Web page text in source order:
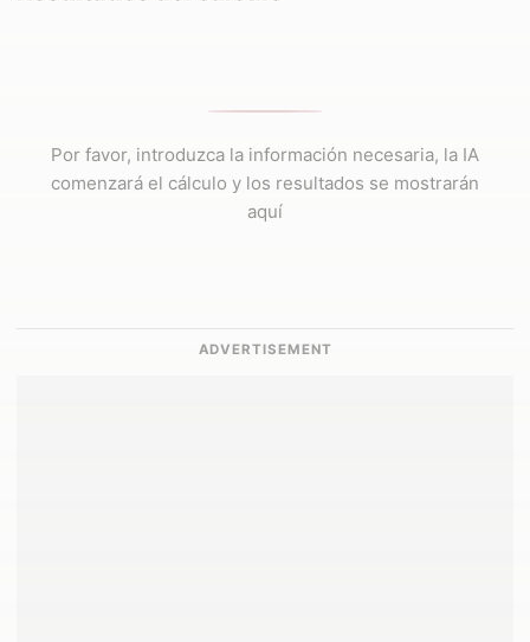
Por favor, introduzca la información necesaria, la IA
comenzará el cálculo y los resultados se mostrarán
aquí